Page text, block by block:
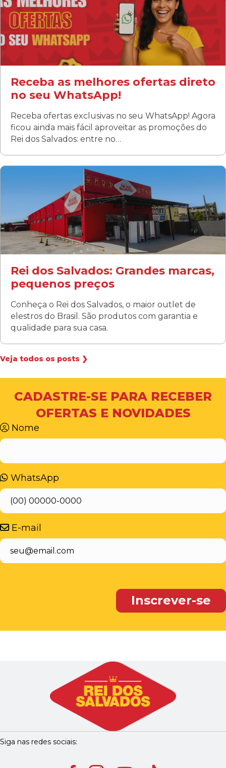
Fanny
Rua Albino Beatriz, 100 - Fanny, Curitiba –PR
Segunda a sábado: 09h00 às 19h00
Domingo: FECHADA
ÚLTIMOS DIAS DE LIQUIDAÇÃO!
(41) 3411-1754
(41) 99249-4620
Receba as melhores ofertas direto
no seu WhatsApp!
Receba ofertas exclusivas no seu WhatsApp! Agora
ficou ainda mais fácil aproveitar as promoções do
Rei dos Salvados: entre no…
Rei dos Salvados: Grandes marcas,
pequenos preços
Conheça o Rei dos Salvados, o maior outlet de
elestros do Brasil. São produtos com garantia e
qualidade para sua casa.
Veja todos os posts ❯
CADASTRE-SE PARA RECEBER
OFERTAS E NOVIDADES
Nome
WhatsApp
E-mail
Siga nas redes sociais: